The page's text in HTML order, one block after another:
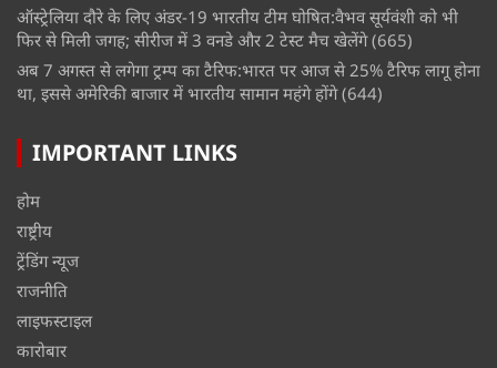
ऑस्ट्रेलिया दौरे के लिए अंडर-19 भारतीय टीम घोषित:वैभव सूर्यवंशी को भी
फिर से मिली जगह; सीरीज में 3 वनडे और 2 टेस्ट मैच खेलेंगे (665)
अब 7 अगस्त से लगेगा ट्रम्प का टैरिफ:भारत पर आज से 25% टैरिफ लागू होना
था, इससे अमेरिकी बाजार में भारतीय सामान महंगे होंगे (644)
IMPORTANT LINKS
होम
राष्ट्रीय
ट्रेंडिंग न्यूज
राजनीति
लाइफस्टाइल
कारोबार